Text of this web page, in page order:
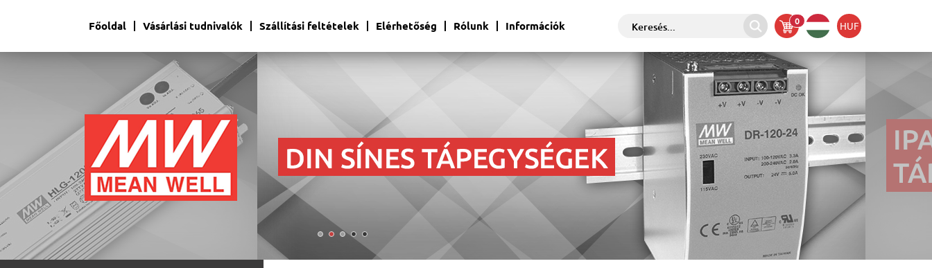
Főoldal Vásárlási tudnivalók Szállítási feltételek Elérhetőség Rólunk Információk HUF
0